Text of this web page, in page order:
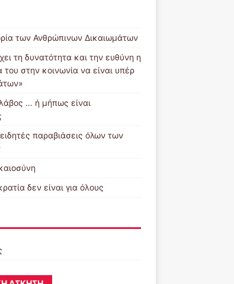
των Ανθρώπινων Δικαιωμάτων
τη δυνατότητα και την ευθύνη η
του στην κοινωνία να είναι υπέρ
… ή μήπως είναι
παραβιάσεις όλων των
δεν είναι για όλους